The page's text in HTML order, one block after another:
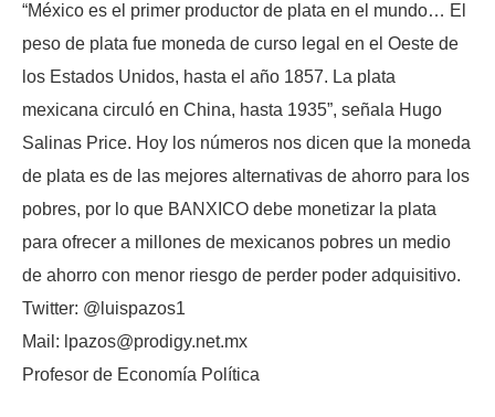
“México es el primer productor de plata en el mundo… El
peso de plata fue moneda de curso legal en el Oeste de
los Estados Unidos, hasta el año 1857. La plata
mexicana circuló en China, hasta 1935”, señala Hugo
Salinas Price. Hoy los números nos dicen que la moneda
de plata es de las mejores alternativas de ahorro para los
pobres, por lo que BANXICO debe monetizar la plata
para ofrecer a millones de mexicanos pobres un medio
de ahorro con menor riesgo de perder poder adquisitivo.
Twitter: @luispazos1
Mail: lpazos@prodigy.net.mx
Profesor de Economía Política